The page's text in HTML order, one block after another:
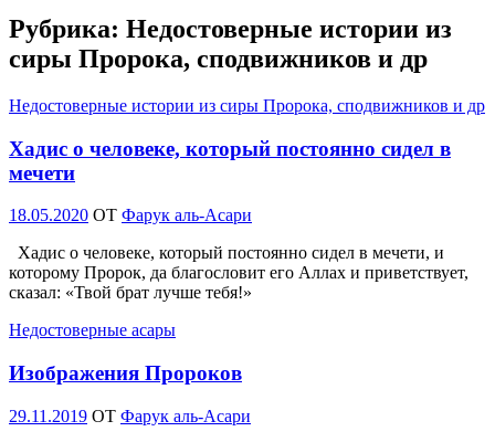
Рубрика: Недостоверные истории из
сиры Пророка, сподвижников и др
Недостоверные истории из сиры Пророка, сподвижников и др
Хадис о человеке, который постоянно сидел в
мечети
Опубликовано
18.05.2020 OT Фарук аль-Асари
Хадис о человеке, который постоянно сидел в мечети, и
которому Пророк, да благословит его Аллах и приветствует,
сказал: «Твой брат лучше тебя!»
Недостоверные асары
Изображения Пророков
Опубликовано
29.11.2019 OT Фарук аль-Асари